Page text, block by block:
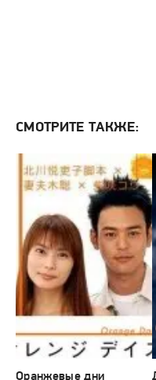
СМОТРИТЕ ТАКЖЕ:
Оранжевые дни